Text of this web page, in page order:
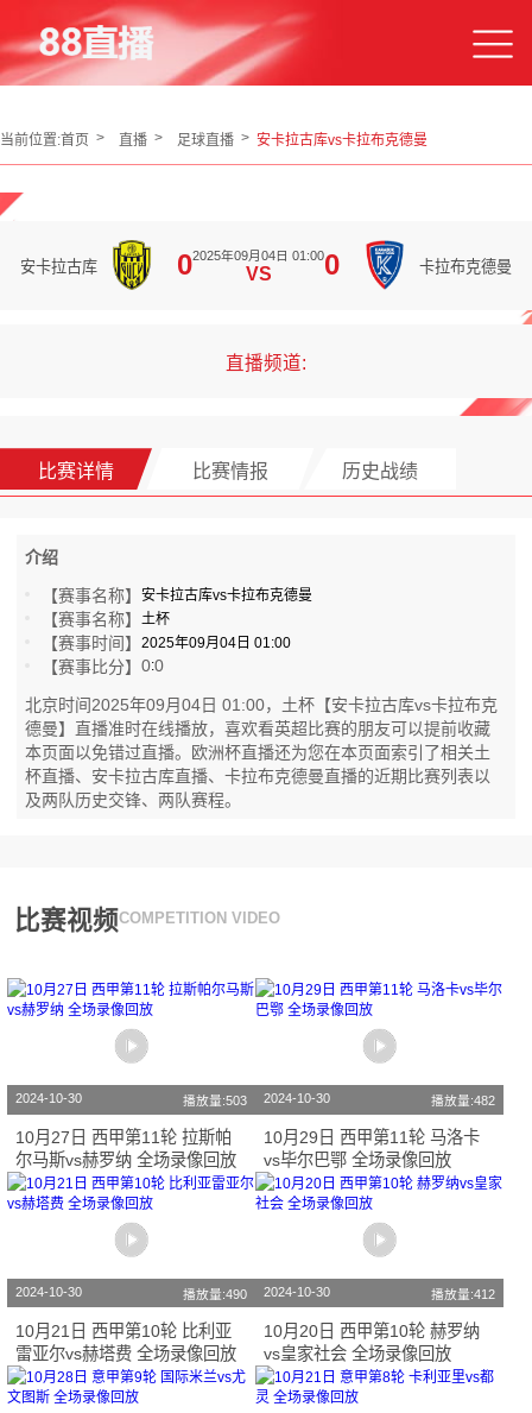
当前位置:首页 直播 足球直播 安卡拉古库vs卡拉布克德曼
安卡拉古库 02025年09月04日 01:00
VS 0 卡拉布克德曼
直播频道:
比赛详情 比赛情报 历史战绩
介绍
【赛事名称】安卡拉古库vs卡拉布克德曼
【赛事名称】土杯
【赛事时间】2025年09月04日 01:00
【赛事比分】0:0
北京时间2025年09月04日 01:00，土杯【安卡拉古库vs卡拉布克
德曼】直播准时在线播放，喜欢看英超比赛的朋友可以提前收藏
本页面以免错过直播。欧洲杯直播还为您在本页面索引了相关土
杯直播、安卡拉古库直播、卡拉布克德曼直播的近期比赛列表以
及两队历史交锋、两队赛程。
比赛视频COMPETITION VIDEO
2024-10-30 播放量:503
10月27日 西甲第11轮 拉斯帕
尔马斯vs赫罗纳 全场录像回放
2024-10-30 播放量:482
10月29日 西甲第11轮 马洛卡
vs毕尔巴鄂 全场录像回放
2024-10-30 播放量:490
10月21日 西甲第10轮 比利亚
雷亚尔vs赫塔费 全场录像回放
2024-10-30 播放量:412
10月20日 西甲第10轮 赫罗纳
vs皇家社会 全场录像回放